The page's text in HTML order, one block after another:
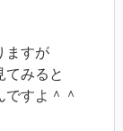
ますが
てみると
すよ＾＾